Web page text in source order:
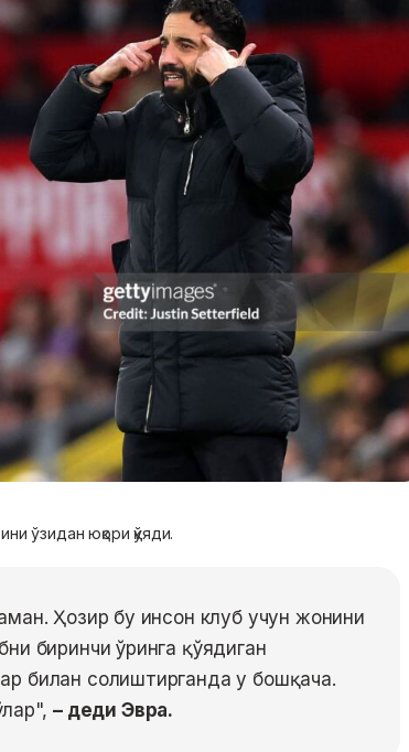
ўзидан юқори қўяди.
Ҳозир бу инсон клуб учун жонини
биринчи ўринга қўядиган
билан солиштирганда у бошқача.
– деди Эвра.